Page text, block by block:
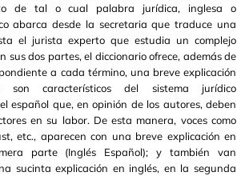
de tal o cual palabra jurídica, inglesa o
abarca desde la secretaria que traduce una
el jurista experto que estudia un complejo
sus dos partes, el diccionario ofrece, además de
a cada término, una breve explicación
característicos del sistema jurídico
español que, en opinión de los autores, deben
en su labor. De esta manera, voces como
etc., aparecen con una breve explicación en
parte (Inglés Español); y también van
sucinta explicación en inglés, en la segunda